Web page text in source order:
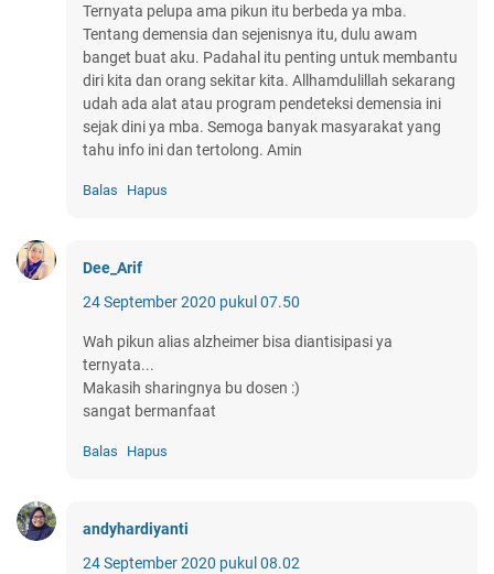
Ternyata pelupa ama pikun itu berbeda ya mba.
Tentang demensia dan sejenisnya itu, dulu awam
banget buat aku. Padahal itu penting untuk membantu
diri kita dan orang sekitar kita. Allhamdulillah sekarang
udah ada alat atau program pendeteksi demensia ini
sejak dini ya mba. Semoga banyak masyarakat yang
tahu info ini dan tertolong. Amin
Balas Hapus
Dee_Arif
24 September 2020 pukul 07.50
Wah pikun alias alzheimer bisa diantisipasi ya
ternyata...
Makasih sharingnya bu dosen :)
sangat bermanfaat
Balas Hapus
andyhardiyanti
24 September 2020 pukul 08.02